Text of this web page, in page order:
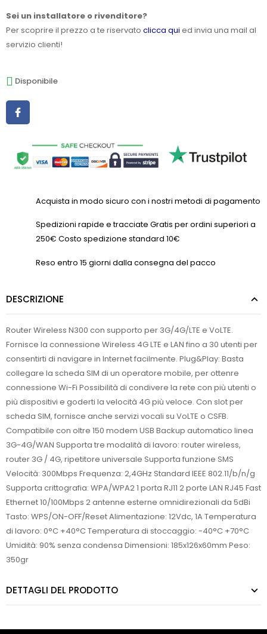
Sei un installatore o rivenditore?
Per scoprire il prezzo a te riservato clicca qui ed invia una mail al
servizio clienti!
Disponibile
Acquista in modo sicuro con i nostri metodi di pagamento
Spedizioni rapide e tracciate Gratis per ordini superiori a
250€ Costo spedizione standard 10€
Reso entro 15 giorni dalla consegna del pacco
DESCRIZIONE
Router Wireless N300 con supporto per 3G/4G/LTE e VoLTE.
Fornisce la connessione Wireless 4G LTE e LAN fino a 30 utenti per
consentirti di navigare in Internet facilmente. Plug&Play: Basta
collegare la scheda SIM di un operatore mobile, per ottenre
connessione Wi-Fi Possibilità di condivere la rete con più utenti o
più dispositivi e goderti la velocità 4G più veloce. Con slot per
scheda SIM, fornisce anche servizi vocali su VoLTE o CSFB.
Compatibile con oltre 150 modem USB Backup automatico linea
3G-4G/WAN Supporta tre modalità di lavoro: router wireless,
router 3G / 4G, ripetitore universale Supporta funzione SMS
Velocità: 300Mbps Frequenza: 2,4GHz Standard IEEE 802.11/b/n/g
Supporta crittografia: WPA/WPA2 1 porta RJ11 2 porte LAN RJ45 Fast
Ethernet 10/100Mbps 2 antenne esterne omnidirezionali da 5dBi
Tasto: WPS/ON-OFF/Reset Alimentazione: 12Vdc, 1A Temperatura
di lavoro: 0°C +40°C Temperatura di stoccaggio: -40°C +70°C
Umidità: 90% senza condensa Dimensioni: 185x126x60mm Peso:
350gr
DETTAGLI DEL PRODOTTO